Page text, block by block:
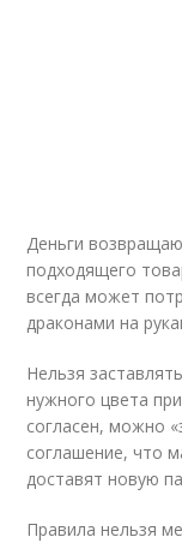
Деньги
подходящего
всегда может
драконами на
Нельзя
нужного цвета
согласен, можно
соглашение, что
доставят новую
Правила нельзя